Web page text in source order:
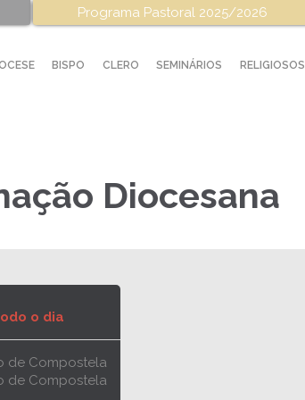
Programa Pastoral 2025/2026
BISPO CLERO SEMINÁRIOS RELIGIOSOS
Diocesana
o dia
de Compostela
de Compostela